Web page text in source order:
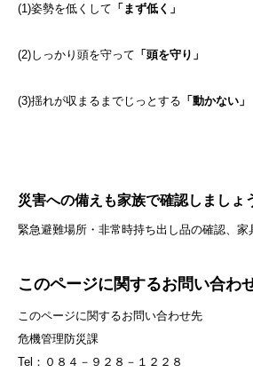
(1)姿勢を低くして 「まず低く」
(2)しっかり頭を守って 「頭を守り」
(3)揺れが収まるまでじっとする 「動かない」
災害への備えも家族で確認しましょ
緊急避難場所・非常時持ち出し品の確認、家
このページに関するお問い合わ
このページに関するお問い合わせ先
危機管理防災課
Tel：０８４－９２８－１２２８